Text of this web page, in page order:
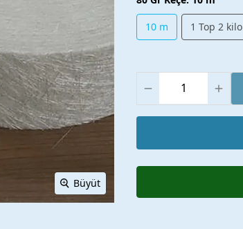
Büyüt
10 m 1 Top 2 kilo